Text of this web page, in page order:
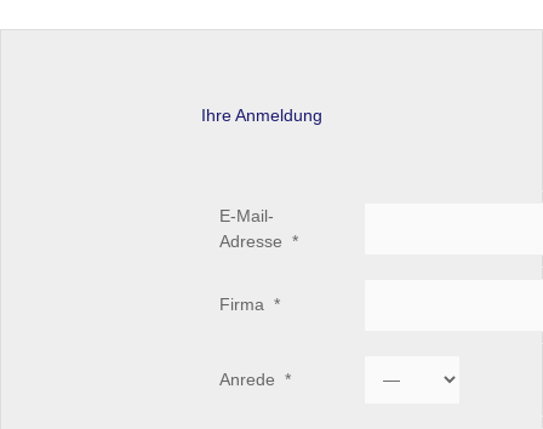
Ihre Anmeldung
E-Mail-
Adresse *
Firma *
Anrede *